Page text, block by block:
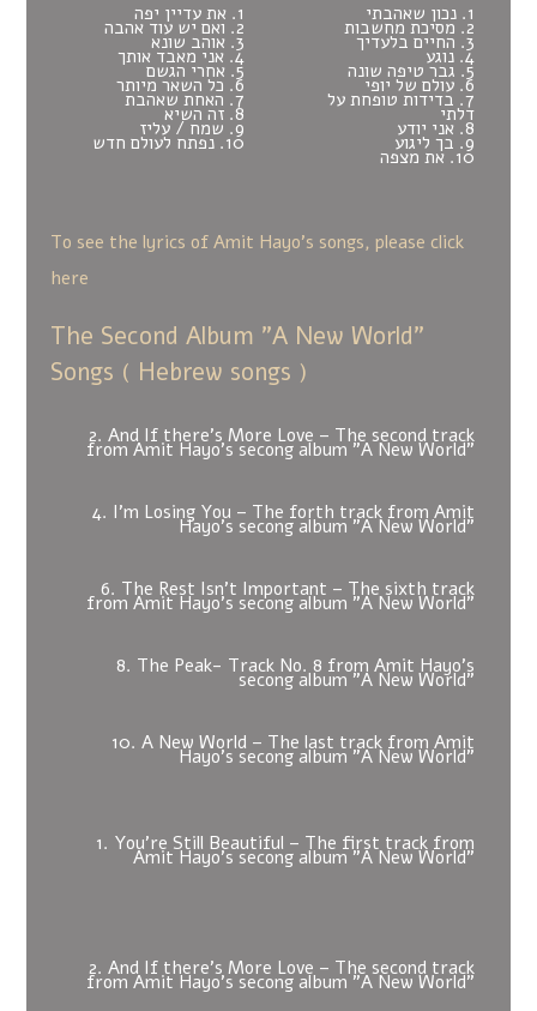
1. נכון שאהבתי
2. מסיכת מחשבות
3. החיים בלעדיך
4. נוגע
5. גבר טיפה שונה
6. עולם של יופי
7. בדידות טופחת על
דלתי
8. אני יודע
9. בך ליגוע
10. את מצפה
1. את עדיין יפה
2. ואם יש עוד אהבה
3. אוהב שונא
4. אני מאבד אותך
5. אחרי הגשם
6. כל השאר מיותר
7. האחת שאהבת
8. זה השיא
9. שמח / עליז
10. נפתח לעולם חדש
To see the lyrics of Amit Hayo's songs, please click
here
The Second Album "A New World"
Songs ( Hebrew songs )
2. And If there's More Love – The second track
from Amit Hayo's secong album "A New World"
4. I'm Losing You – The forth track from Amit
Hayo's secong album "A New World"
6. The Rest Isn't Important – The sixth track
from Amit Hayo's secong album "A New World"
8. The Peak- Track No. 8 from Amit Hayo's
secong album "A New World"
10. A New World – The last track from Amit
Hayo's secong album "A New World"
1. You're Still Beautiful – The first track from
Amit Hayo's secong album "A New World"
2. And If there's More Love – The second track
from Amit Hayo's secong album "A New World"